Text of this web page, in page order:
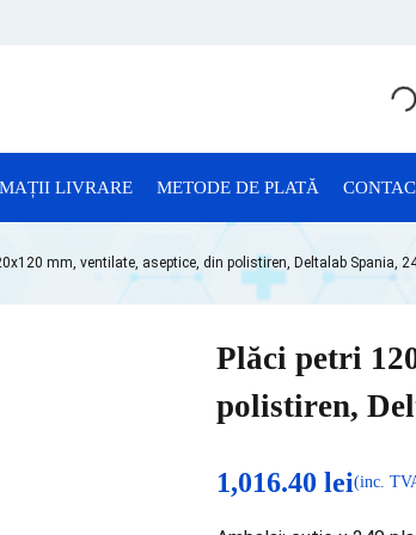
LABORATOR
Patologică
LIVRARE METODE DE PLATĂ
mm, ventilate, aseptice, din polistiren, Deltalab Spania,
Plăci petri
polistiren,
1,016.40 lei(inc.